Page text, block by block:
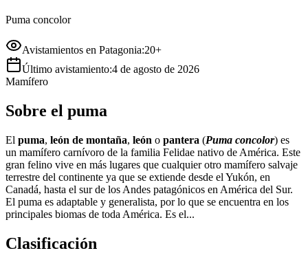
Puma concolor
Avistamientos en Patagonia:20+
Último avistamiento:4 de agosto de 2026
Mamífero
Sobre el puma
El puma, león de montaña, león o pantera (Puma concolor) es
un mamífero carnívoro de la familia Felidae nativo de América. Este
gran felino vive en más lugares que cualquier otro mamífero salvaje
terrestre del continente ya que se extiende desde el Yukón, en
Canadá, hasta el sur de los Andes patagónicos en América del Sur.
El puma es adaptable y generalista, por lo que se encuentra en los
principales biomas de toda América. Es el...
Clasificación